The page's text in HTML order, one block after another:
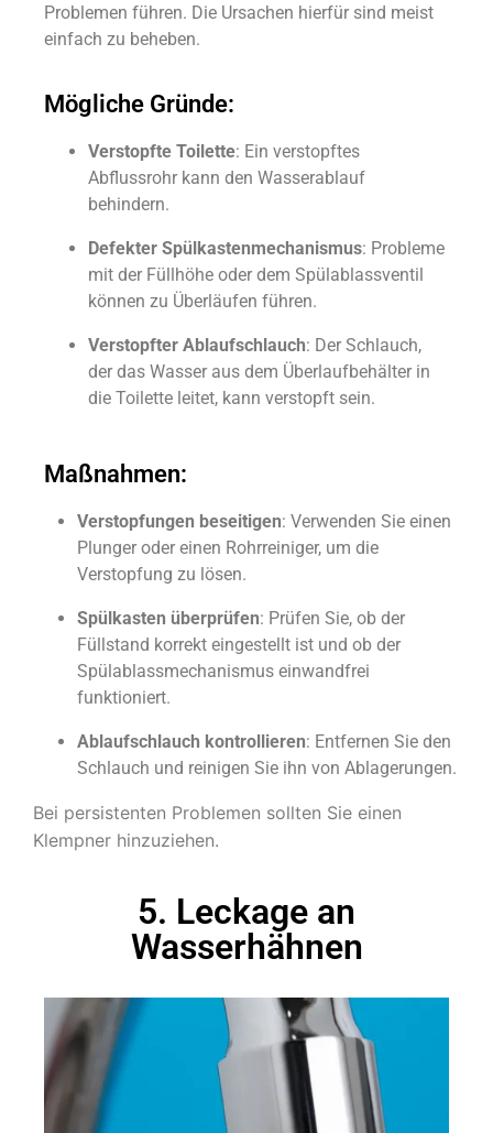
Problemen führen. Die Ursachen hierfür sind meist
einfach zu beheben.
Mögliche Gründe:
Verstopfte Toilette: Ein verstopftes
Abflussrohr kann den Wasserablauf
behindern.
Defekter Spülkastenmechanismus: Probleme
mit der Füllhöhe oder dem Spülablassventil
können zu Überläufen führen.
Verstopfter Ablaufschlauch: Der Schlauch,
der das Wasser aus dem Überlaufbehälter in
die Toilette leitet, kann verstopft sein.
Maßnahmen:
Verstopfungen beseitigen: Verwenden Sie einen
Plunger oder einen Rohrreiniger, um die
Verstopfung zu lösen.
Spülkasten überprüfen: Prüfen Sie, ob der
Füllstand korrekt eingestellt ist und ob der
Spülablassmechanismus einwandfrei
funktioniert.
Ablaufschlauch kontrollieren: Entfernen Sie den
Schlauch und reinigen Sie ihn von Ablagerungen.
Bei persistenten Problemen sollten Sie einen
Klempner hinzuziehen.
5. Leckage an
Wasserhähnen